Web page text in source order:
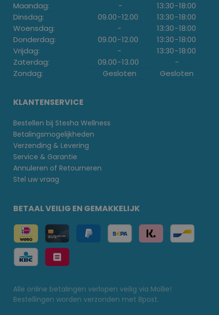
Maandag: - 13:30-18:00
Dinsdag:
09.00-12.00 13:30-18:00
Woensdag:
- 13:30-18:00
Donderdag:
09.00-12.00 13:30-18:00
Vrijdag:
- 13:30-18:00
Zaterdag:
09.00-13.00
-
Zondag:
Gesloten Gesloten
KLANTENSERVICE
Bestellen bij Stesha Wellness
Betalingsmogelijkheden
Verzending & Levering
Service & Garantie
Annuleren of Retourneren
Stel uw vraag
BETAAL VEILIG EN GEMAKKELIJK
Alle online betalingen verlopen veilig via Mollie!
Bestellingen worden verzonden met Bpost.